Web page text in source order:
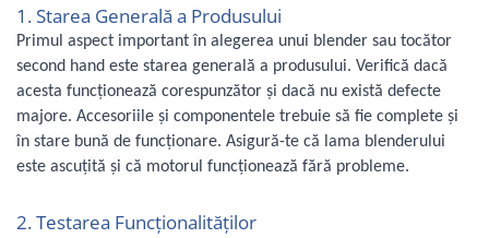
Textile si covoare
Uscatoare rufe
Utilaje si materiale de constructii
Laptop, Tablete & Telefoane
Accesorii tablete
Laptopuri si Accesorii
Wearable & Gadgeturi
1. Starea Generală a Produsului
Primul aspect important în alegerea unui blender sau tocător
second hand este starea generală a produsului. Verifică dacă
acesta funcționează corespunzător și dacă nu există defecte
majore. Accesoriile și componentele trebuie să fie complete și
în stare bună de funcționare. Asigură-te că lama blenderului
este ascuțită și că motorul funcționează fără probleme.
2. Testarea Funcționalităților